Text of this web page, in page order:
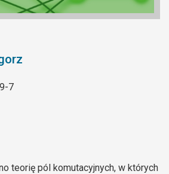
7
teorię pól komutacyjnych, w których